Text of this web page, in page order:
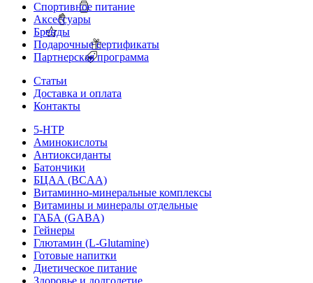
Спортивное питание
Аксессуары
Бренды
Подарочные сертификаты
Партнерская программа
Статьи
Доставка и оплата
Контакты
5-HTP
Аминокислоты
Антиоксиданты
Батончики
БЦАА (BCAA)
Витаминно-минеральные комплексы
Витамины и минералы отдельные
ГАБА (GABA)
Гейнеры
Глютамин (L-Glutamine)
Готовые напитки
Диетическое питание
Здоровье и долголетие